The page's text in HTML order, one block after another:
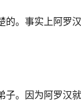
的。事实上阿罗
子。因为阿罗汉